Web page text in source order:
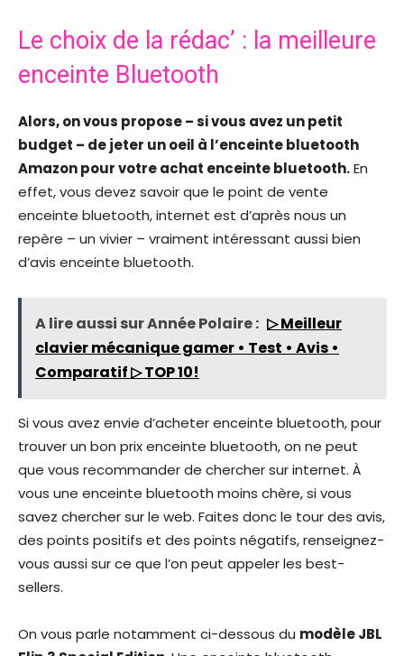
Le choix de la rédac’ : la meilleure
enceinte Bluetooth
Alors, on vous propose – si vous avez un petit
budget – de jeter un oeil à l’enceinte bluetooth
Amazon pour votre achat enceinte bluetooth.En
effet, vous devez savoir que le point de vente
enceinte bluetooth, internet est d’après nous un
repère – un vivier – vraiment intéressant aussi bien
d’avis enceinte bluetooth.
A lire aussi sur Année Polaire : ▷ Meilleur
clavier mécanique gamer • Test • Avis •
Comparatif ▷ TOP 10!
Si vous avez envie d’acheter enceinte bluetooth, pour
trouver un bon prix enceinte bluetooth, on ne peut
que vous recommander de chercher sur internet. À
vous une enceinte bluetooth moins chère, si vous
savez chercher sur le web. Faites donc le tour des avis,
des points positifs et des points négatifs, renseignez-
vous aussi sur ce que l’on peut appeler les best-
sellers.
On vous parle notamment ci-dessous du modèle JBL